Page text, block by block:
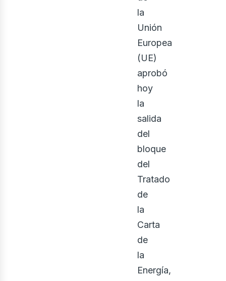
la
Unión
Europea
(UE)
aprobó
hoy
la
salida
del
bloque
del
Tratado
de
la
Carta
de
la
Energía,